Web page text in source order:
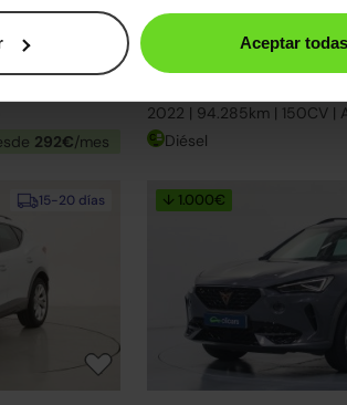
Aceptar todas
292€/mes
CUPRA Formentor
2022 | 94.285km | 150CV |
Diésel
15-20 días ↓ 1.000€